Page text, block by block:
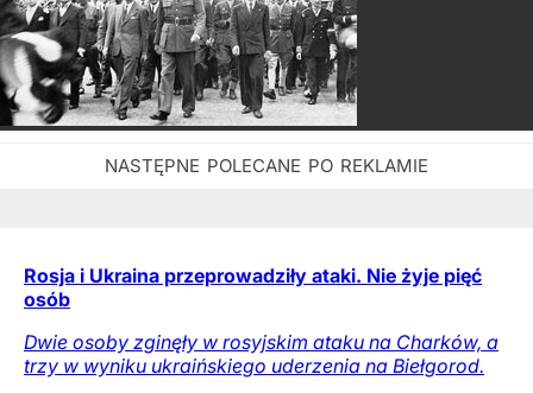
Rosja i Ukraina przeprowadziły ataki. Nie żyje pięć
osób
Dwie osoby zginęły w rosyjskim ataku na Charków, a
trzy w wyniku ukraińskiego uderzenia na Biełgorod.